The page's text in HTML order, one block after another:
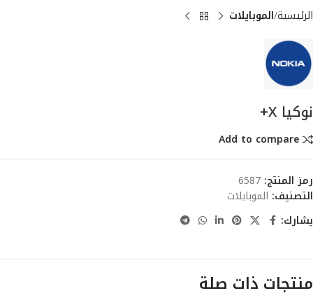
الرئيسية الموبايلات
نوكيا X+
Add to compare
رمز المنتج: 6587
التصنيف: الموبايلات
يشارك:
منتجات ذات صلة